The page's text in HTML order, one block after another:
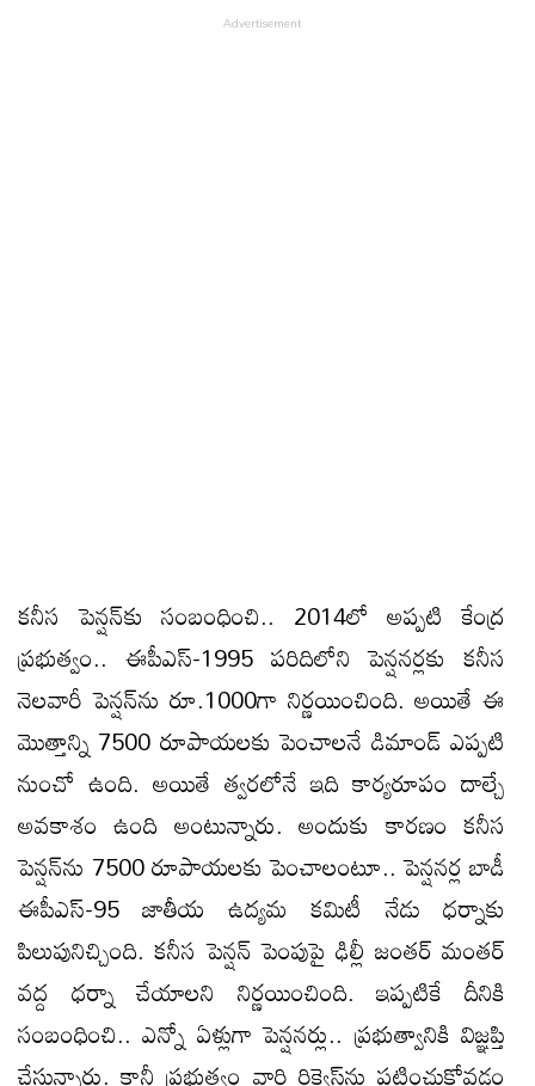
కనీస పెన్షన్‌కు సంబంధించి.. 2014లో అప్పటి కేంద్ర
ప్రభుత్వం.. ఈపీఎస్‌-1995 పరిదిలోని పెన్షనర్లకు కనీస
నెలవారీ పెన్షన్‌ను రూ.1000గా నిర్ణయించింది. అయితే ఈ
మొత్తాన్ని 7500 రూపాయలకు పెంచాలనే డిమాండ్‌ ఎప్పటి
నుంచో ఉంది. అయితే త్వరలోనే ఇది కార్యరూపం దాల్చే
అవకాశం ఉంది అంటున్నారు. అందుకు కారణం కనీస
పెన్షన్‌ను 7500 రూపాయలకు పెంచాలంటూ.. పెన్షనర్ల బాడీ
ఈపీఎస్‌-95 జాతీయ ఉద్యమ కమిటీ నేడు ధర్నాకు
పిలుపునిచ్చింది. కనీస పెన్షన్‌ పెంపుపై ఢిల్లీ జంతర్‌ మంతర్‌
వద్ద ధర్నా చేయాలని నిర్ణయించింది. ఇప్పటికే దీనికి
సంబంధించి.. ఎన్నో ఏళ్లుగా పెన్షనర్లు.. ప్రభుత్వానికి విజ్ఞప్తి
చేస్తున్నారు. కానీ ప్రభుత్వం వారి రిక్వెస్ట్‌ను పట్టించుకోవడం